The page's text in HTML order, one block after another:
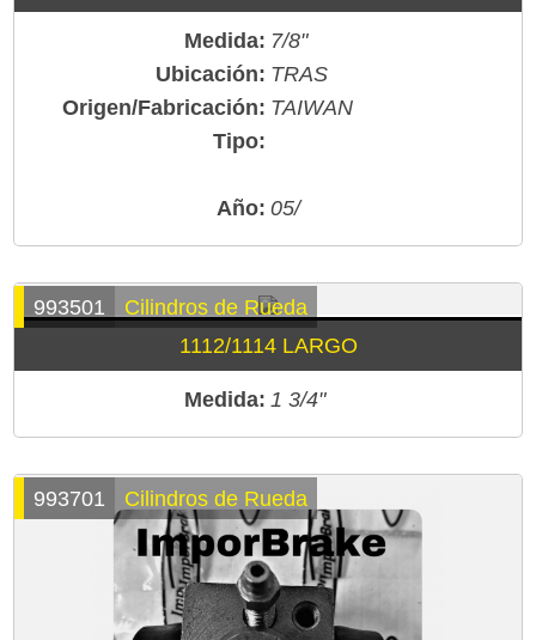
Medida: 7/8"
Ubicación: TRAS
Origen/Fabricación: TAIWAN
Tipo:
Año: 05/
1112/1114 LARGO
Medida: 1 3/4"
993501 Cilindros de Rueda
993701 Cilindros de Rueda